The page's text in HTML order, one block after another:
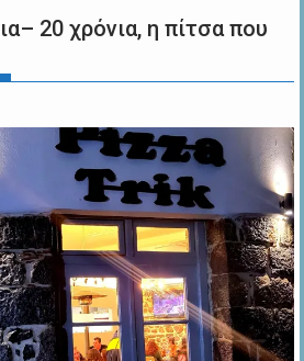
20 χρόνια, η πίτσα που